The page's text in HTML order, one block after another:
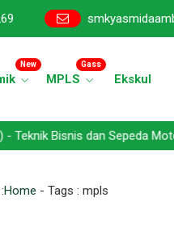
New
MPLS
Gass
Ekskul
dan Sepeda Motor
Home - Tags : mpls